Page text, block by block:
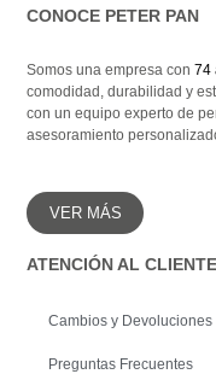
Asesoramiento
rápida atención
CONOCE PETER PAN
Somos una empresa con74
comodidad, durabilidad y
con un equipo experto de
asesoramiento
VER MÁS
ATENCIÓN AL CLIENTE
Cambios y Devoluciones
Preguntas Frecuentes